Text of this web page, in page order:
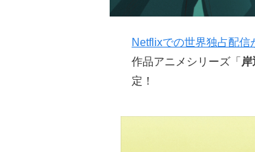
Netflixでの世界独占配信
作品アニメシリーズ「
定！